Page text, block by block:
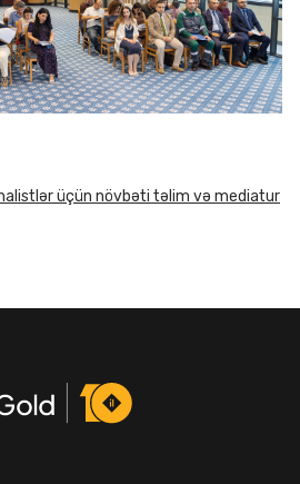
üçün növbəti təlim və mediatur